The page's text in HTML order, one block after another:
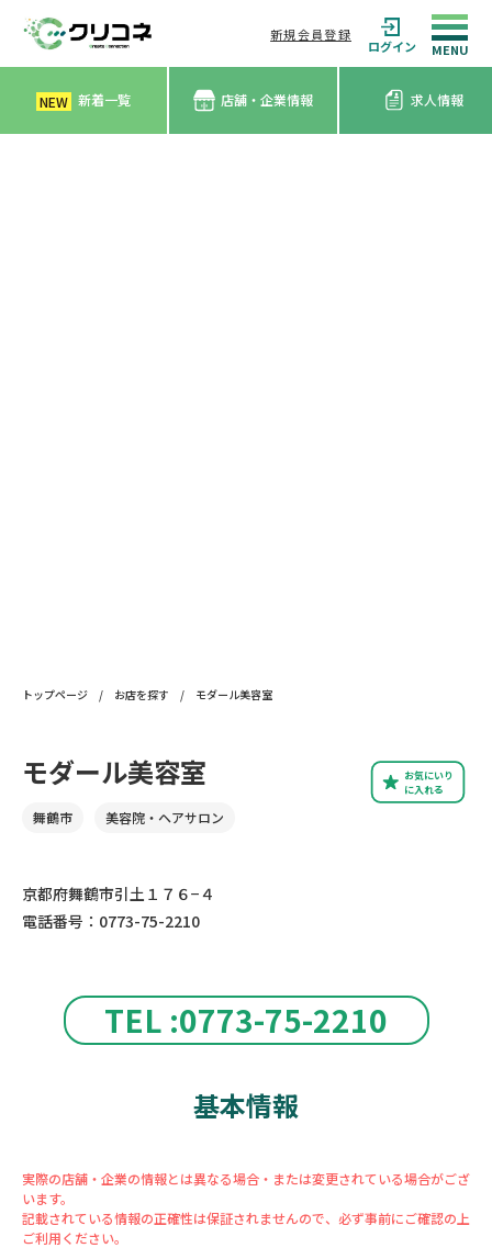
新規会員登録
ログイン
NEW 新着一覧 店舗・企業情報 求人情報
トップページ / お店を探す / モダール美容室
TEL :0773-75-2210
お気にいり
に入れる
モダール美容室
舞鶴市 美容院・ヘアサロン
京都府舞鶴市引土１７６−４
電話番号：0773-75-2210
基本情報
実際の店舗・企業の情報とは異なる場合・または変更されている場合がござ
います。
記載されている情報の正確性は保証されませんので、必ず事前にご確認の上
ご利用ください。